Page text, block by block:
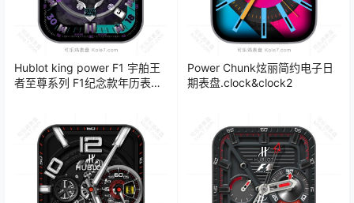
Hublot king power F1 宇舶王
者至尊系列 F1纪念款年历表
Power Chunk炫丽简约电子日
期表盘.clock&clock2